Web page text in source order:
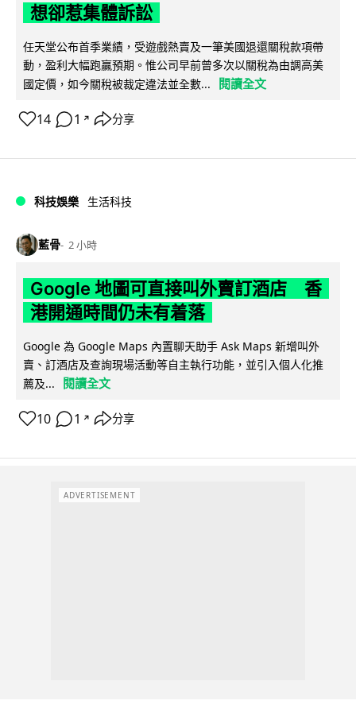
想卻惹集體訴訟
任天堂公布首季業績，受遊戲熱賣及一筆美國退還關稅款項帶
動，盈利大幅跑贏預期。惟公司早前曾多次以關稅為由調高美
國定價，如今關稅被裁定違法並全數...
閱讀全文
14 1 ↗ 分享
科技娛樂 生活科技
藍骨 2 小時
Google 地圖可直接叫外賣訂酒店 香
港開通時間仍未有着落
Google 為 Google Maps 內置聊天助手 Ask Maps 新增叫外
賣、訂酒店及查詢現場活動等自主執行功能，並引入個人化推
薦及...
閱讀全文
10 1 ↗ 分享
ADVERTISEMENT